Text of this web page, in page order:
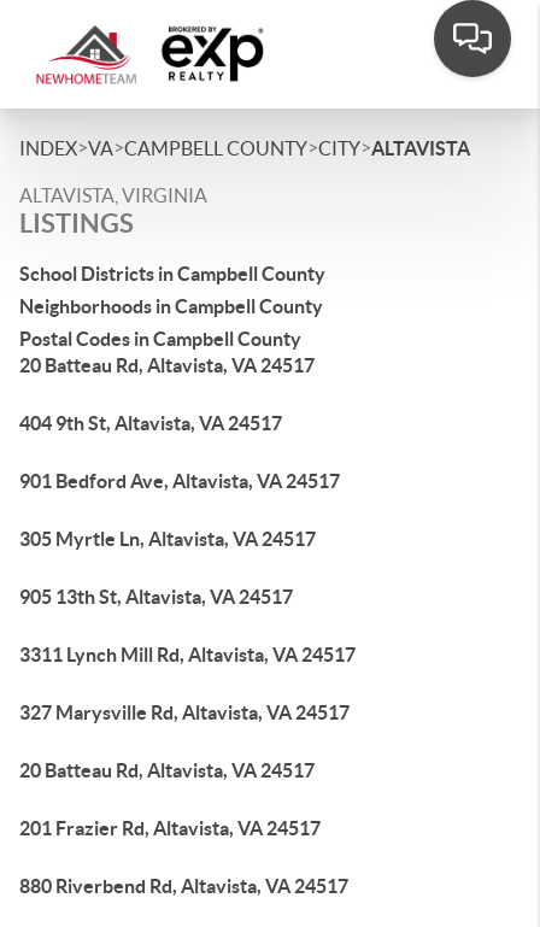
INDEX>VA>CAMPBELL COUNTY>CITY>ALTAVISTA
ALTAVISTA, VIRGINIA
LISTINGS
School Districts in Campbell County
Neighborhoods in Campbell County
Postal Codes in Campbell County
20 Batteau Rd, Altavista, VA 24517
404 9th St, Altavista, VA 24517
901 Bedford Ave, Altavista, VA 24517
305 Myrtle Ln, Altavista, VA 24517
905 13th St, Altavista, VA 24517
3311 Lynch Mill Rd, Altavista, VA 24517
327 Marysville Rd, Altavista, VA 24517
20 Batteau Rd, Altavista, VA 24517
201 Frazier Rd, Altavista, VA 24517
880 Riverbend Rd, Altavista, VA 24517